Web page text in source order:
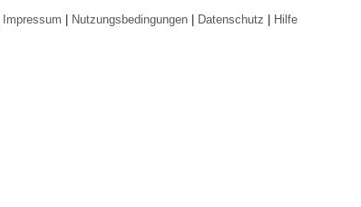
Impressum | Nutzungsbedingungen| Datenschutz | Hilfe